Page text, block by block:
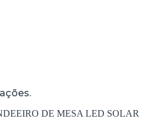
DE MESA LED SOLAR